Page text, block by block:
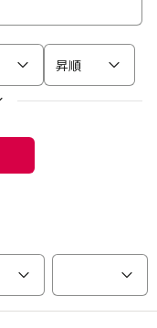
昇順